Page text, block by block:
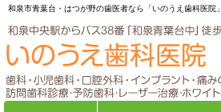
和泉市青葉台・はつが野の歯医者なら「いのうえ歯科医院」